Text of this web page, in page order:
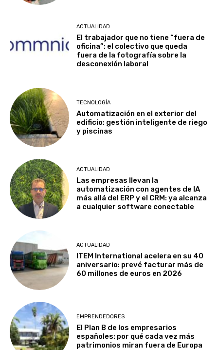
ACTUALIDAD
El trabajador que no tiene “fuera de
oficina”: el colectivo que queda
fuera de la fotografía sobre la
desconexión laboral
TECNOLOGÍA
Automatización en el exterior del
edificio: gestión inteligente de riego
y piscinas
ACTUALIDAD
Las empresas llevan la
automatización con agentes de IA
más allá del ERP y el CRM: ya alcanza
a cualquier software conectable
ACTUALIDAD
ITEM International acelera en su 40
aniversario: prevé facturar más de
60 millones de euros en 2026
EMPRENDEDORES
El Plan B de los empresarios
españoles: por qué cada vez más
patrimonios miran fuera de Europa